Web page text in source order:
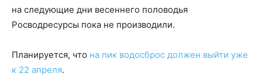
на следующие дни весеннего половодья
Росводресурсы пока не производили.
Планируется, что на пик водосброс должен выйти уже
к 22 апреля.